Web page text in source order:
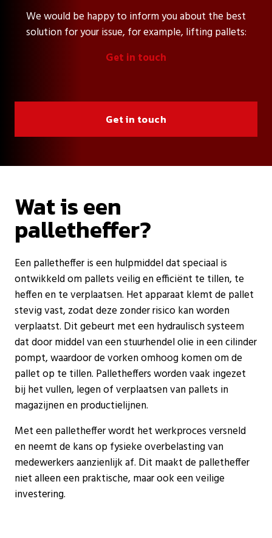
We would be happy to inform you about the best
solution for your issue, for example, lifting pallets:
Get in touch
Get in touch
Wat is een
palletheffer?
Een palletheffer is een hulpmiddel dat speciaal is
ontwikkeld om pallets veilig en efficiënt te tillen, te
heffen en te verplaatsen. Het apparaat klemt de pallet
stevig vast, zodat deze zonder risico kan worden
verplaatst. Dit gebeurt met een hydraulisch systeem
dat door middel van een stuurhendel olie in een cilinder
pompt, waardoor de vorken omhoog komen om de
pallet op te tillen. Palletheffers worden vaak ingezet
bij het vullen, legen of verplaatsen van pallets in
magazijnen en productielijnen.
Met een palletheffer wordt het werkproces versneld
en neemt de kans op fysieke overbelasting van
medewerkers aanzienlijk af. Dit maakt de palletheffer
niet alleen een praktische, maar ook een veilige
investering.